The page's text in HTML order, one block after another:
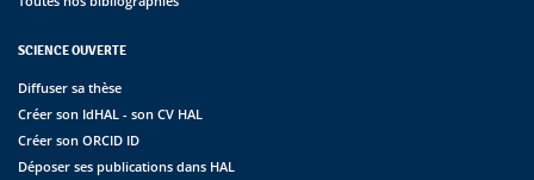
SCIENCE OUVERTE
Diffuser sa thèse
Créer son IdHAL - son CV HAL
Créer son ORCID ID
Déposer ses publications dans HAL